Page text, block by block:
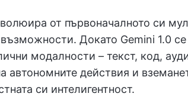
от първоначалното си
Докато Gemini 1.0
модалности – текст, код,
автономните действия и
си интелигентност.